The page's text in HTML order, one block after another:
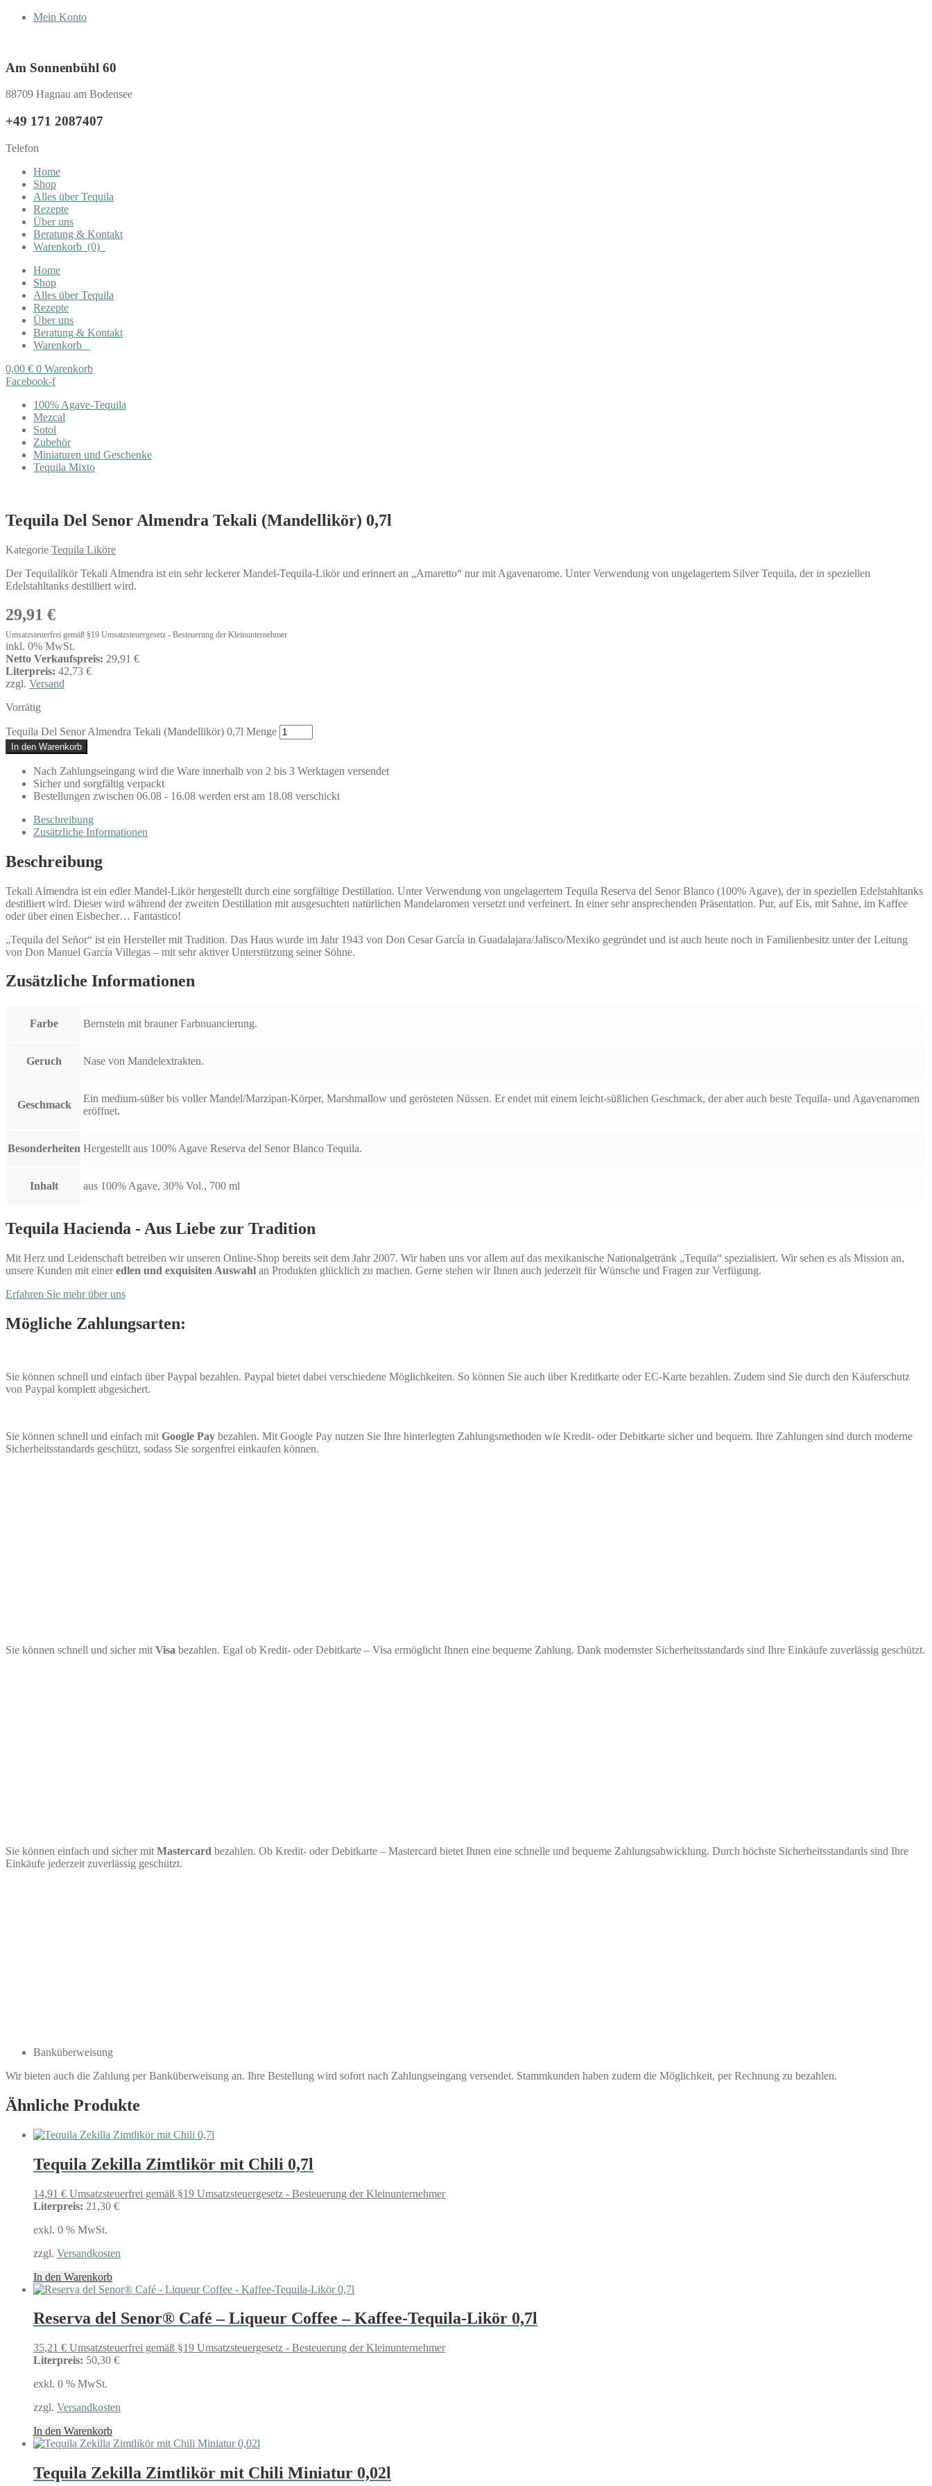
Mein Konto
Am Sonnenbühl 60
88709 Hagnau am Bodensee
+49 171 2087407
Telefon
Home
Shop
Alles über Tequila
Rezepte
Über uns
Beratung & Kontakt
Warenkorb (0)
Home
Shop
Alles über Tequila
Rezepte
Über uns
Beratung & Kontakt
Warenkorb
0,00 € 0 Warenkorb
Facebook-f
100% Agave-Tequila
Mezcal
Sotol
Zubehör
Miniaturen und Geschenke
Tequila Mixto
Tequila Del Senor Almendra Tekali (Mandellikör) 0,7l
Kategorie Tequila Liköre
Der Tequilalikör Tekali Almendra ist ein sehr leckerer Mandel-Tequila-Likör und erinnert an „Amaretto“ nur mit Agavenarome. Unter Verwendung von ungelagertem Silver Tequila, der in speziellen
Edelstahltanks destilliert wird.
29,91 €
Umsatzsteuerfrei gemäß §19 Umsatzsteuergesetz - Besteuerung der Kleinunternehmer
inkl. 0% MwSt.
Netto Verkaufspreis: 29,91 €
Literpreis: 42,73 €
zzgl. Versand
Vorrätig
Tequila Del Senor Almendra Tekali (Mandellikör) 0,7l Menge
In den Warenkorb
Nach Zahlungseingang wird die Ware innerhalb von 2 bis 3 Werktagen versendet
Sicher und sorgfältig verpackt
Bestellungen zwischen 06.08 - 16.08 werden erst am 18.08 verschickt
Beschreibung
Zusätzliche Informationen
Beschreibung
Tekali Almendra ist ein edler Mandel-Likör hergestellt durch eine sorgfältige Destillation. Unter Verwendung von ungelagertem Tequila Reserva del Senor Blanco (100% Agave), der in speziellen Edelstahltanks
destilliert wird. Dieser wird während der zweiten Destillation mit ausgesuchten natürlichen Mandelaromen versetzt und verfeinert. In einer sehr ansprechenden Präsentation. Pur, auf Eis, mit Sahne, im Kaffee
oder über einen Eisbecher… Fantastico!
„Tequila del Señor“ ist ein Hersteller mit Tradition. Das Haus wurde im Jahr 1943 von Don Cesar García in Guadalajara/Jalisco/Mexiko gegründet und ist auch heute noch in Familienbesitz unter der Leitung
von Don Manuel García Villegas – mit sehr aktiver Unterstützung seiner Söhne.
Zusätzliche Informationen
Farbe Bernstein mit brauner Farbnuancierung.
Geruch Nase von Mandelextrakten.
Geschmack
Ein medium-süßer bis voller Mandel/Marzipan-Körper, Marshmallow und gerösteten Nüssen. Er endet mit einem leicht-süßlichen Geschmack, der aber auch beste Tequila- und Agavenaromen
eröffnet.
Besonderheiten Hergestellt aus 100% Agave Reserva del Senor Blanco Tequila.
Inhalt aus 100% Agave, 30% Vol., 700 ml
Tequila Hacienda - Aus Liebe zur Tradition
Mit Herz und Leidenschaft betreiben wir unseren Online-Shop bereits seit dem Jahr 2007. Wir haben uns vor allem auf das mexikanische Nationalgetränk „Tequila“ spezialisiert. Wir sehen es als Mission an,
unsere Kunden mit eineredlen und exquisiten Auswahl an Produkten glücklich zu machen. Gerne stehen wir Ihnen auch jederzeit für Wünsche und Fragen zur Verfügung.
Erfahren Sie mehr über uns
Mögliche Zahlungsarten:
Sie können schnell und einfach über Paypal bezahlen. Paypal bietet dabei verschiedene Möglichkeiten. So können Sie auch über Kreditkarte oder EC-Karte bezahlen. Zudem sind Sie durch den Käuferschutz
von Paypal komplett abgesichert.
Sie können schnell und einfach mit Google Pay bezahlen. Mit Google Pay nutzen Sie Ihre hinterlegten Zahlungsmethoden wie Kredit- oder Debitkarte sicher und bequem. Ihre Zahlungen sind durch moderne
Sicherheitsstandards geschützt, sodass Sie sorgenfrei einkaufen können.
Sie können schnell und sicher mit Visa bezahlen. Egal ob Kredit- oder Debitkarte – Visa ermöglicht Ihnen eine bequeme Zahlung. Dank modernster Sicherheitsstandards sind Ihre Einkäufe zuverlässig geschützt.
Sie können einfach und sicher mit Mastercard bezahlen. Ob Kredit- oder Debitkarte – Mastercard bietet Ihnen eine schnelle und bequeme Zahlungsabwicklung. Durch höchste Sicherheitsstandards sind Ihre
Einkäufe jederzeit zuverlässig geschützt.
Banküberweisung
Wir bieten auch die Zahlung per Banküberweisung an. Ihre Bestellung wird sofort nach Zahlungseingang versendet. Stammkunden haben zudem die Möglichkeit, per Rechnung zu bezahlen.
Ähnliche Produkte
Tequila Zekilla Zimtlikör mit Chili 0,7l
14,91 € Umsatzsteuerfrei gemäß §19 Umsatzsteuergesetz - Besteuerung der Kleinunternehmer
Literpreis: 21,30 €
exkl. 0 % MwSt.
zzgl. Versandkosten
In den Warenkorb
Reserva del Senor® Café – Liqueur Coffee – Kaffee-Tequila-Likör 0,7l
35,21 € Umsatzsteuerfrei gemäß §19 Umsatzsteuergesetz - Besteuerung der Kleinunternehmer
Literpreis: 50,30 €
exkl. 0 % MwSt.
zzgl. Versandkosten
In den Warenkorb
Tequila Zekilla Zimtlikör mit Chili Miniatur 0,02l